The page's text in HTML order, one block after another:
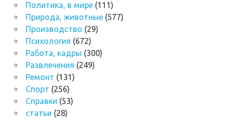
Политика, в мире(111)
Природа, животные(577)
Производство (29)
Психология (672)
Работа, кадры (300)
Развлечения (249)
Ремонт (131)
Спорт (256)
Справки (53)
статьи (28)